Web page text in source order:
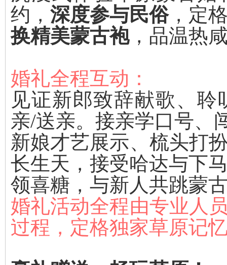
约， 深度参与民俗，定
换精美蒙古袍，品温热
婚礼全程互动：
见证新郎致辞献歌、
亲/送亲。接亲学口号、
新娘才艺展示、梳头打
长生天，接受哈达与下
领喜糖，与新人共跳蒙
婚礼活动全程由专业人
过程，定格独家草原记